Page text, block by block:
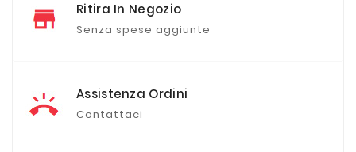
Ritira In Negozio
Senza spese aggiunte
Assistenza Ordini
Contattaci